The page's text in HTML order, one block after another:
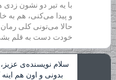
با یه تیر دو نشون
و پیدا می‌کنی، هم به
حالا می‌تونی کلی
خودت دست به قلم
سلام نویسنده‌ی
بدونی و اون هم اینه